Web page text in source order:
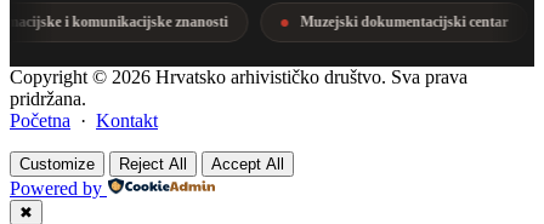
i komunikacijske znanosti Muzejski dokumentacijski centar
Copyright © 2026 Hrvatsko arhivističko društvo. Sva prava
pridržana.
Početna · Kontakt
Customize Reject All Accept All
Powered by
✖